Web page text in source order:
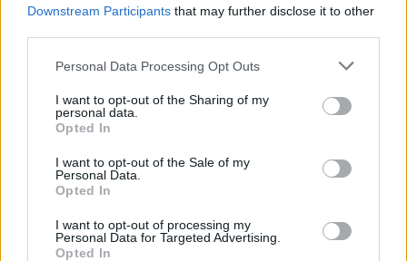
Downstream Participants that may further disclose it to other
Please note that this website/app uses one or more Google
not limited to your visit or usage behaviour. You may click to
grant or deny consent to Google and its third-party tags to
use your data for below specified purposes in below Google
consent section.
Personal Data Processing Opt Outs
I want to opt-out of the Sharing of my
personal data.
Opted In
I want to opt-out of the Sale of my
Personal Data.
Opted In
I want to opt-out of processing my
Personal Data for Targeted Advertising.
Opted In
«χτύπημα» σε ΑΤΜ
ανοιχτή γραμμή με τον Πολίτη
Η φωνή σου έχει δύναμη – στείλε παράπονα,
καταγγελίες ή ιδέες για τη γειτονιά σου.